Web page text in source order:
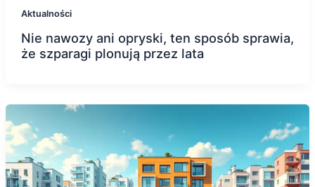
Aktualności
Nie nawozy ani opryski, ten sposób sprawia,
że szparagi plonują przez lata